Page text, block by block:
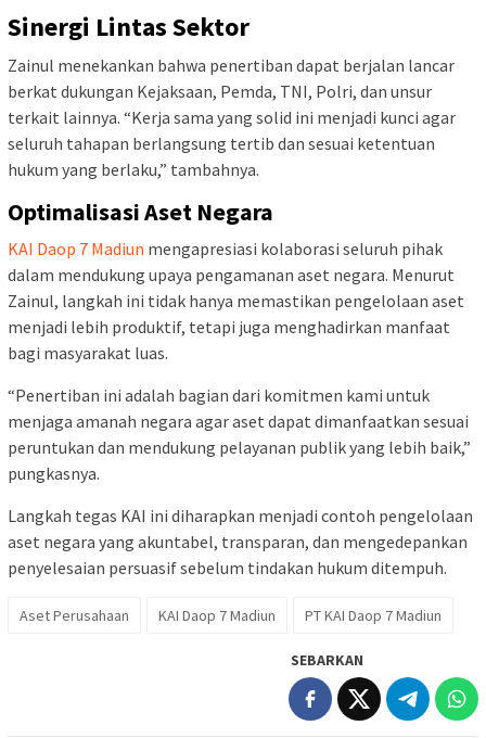
Sinergi Lintas Sektor
Zainul menekankan bahwa penertiban dapat berjalan lancar
berkat dukungan Kejaksaan, Pemda, TNI, Polri, dan unsur
terkait lainnya. “Kerja sama yang solid ini menjadi kunci agar
seluruh tahapan berlangsung tertib dan sesuai ketentuan
hukum yang berlaku,” tambahnya.
Optimalisasi Aset Negara
KAI Daop 7 Madiun mengapresiasi kolaborasi seluruh pihak
dalam mendukung upaya pengamanan aset negara. Menurut
Zainul, langkah ini tidak hanya memastikan pengelolaan aset
menjadi lebih produktif, tetapi juga menghadirkan manfaat
bagi masyarakat luas.
“Penertiban ini adalah bagian dari komitmen kami untuk
menjaga amanah negara agar aset dapat dimanfaatkan sesuai
peruntukan dan mendukung pelayanan publik yang lebih baik,”
pungkasnya.
Langkah tegas KAI ini diharapkan menjadi contoh pengelolaan
aset negara yang akuntabel, transparan, dan mengedepankan
penyelesaian persuasif sebelum tindakan hukum ditempuh.
Aset Perusahaan KAI Daop 7 Madiun PT KAI Daop 7 Madiun
SEBARKAN